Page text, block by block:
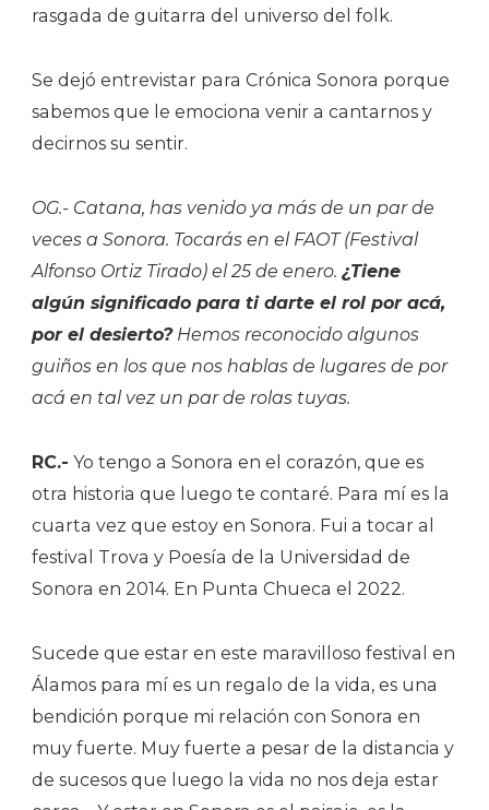
rasgada de guitarra del universo del folk.
Se dejó entrevistar para Crónica Sonora porque
sabemos que le emociona venir a cantarnos y
decirnos su sentir.
OG.- Catana, has venido ya más de un par de
veces a Sonora. Tocarás en el FAOT (Festival
Alfonso Ortiz Tirado) el 25 de enero. ¿Tiene
algún significado para ti darte el rol por acá,
por el desierto?Hemos reconocido algunos
guiños en los que nos hablas de lugares de por
acá en tal vez un par de rolas tuyas.
RC.- Yo tengo a Sonora en el corazón, que es
otra historia que luego te contaré. Para mí es la
cuarta vez que estoy en Sonora. Fui a tocar al
festival Trova y Poesía de la Universidad de
Sonora en 2014. En Punta Chueca el 2022.
Sucede que estar en este maravilloso festival en
Álamos para mí es un regalo de la vida, es una
bendición porque mi relación con Sonora en
muy fuerte. Muy fuerte a pesar de la distancia y
de sucesos que luego la vida no nos deja estar